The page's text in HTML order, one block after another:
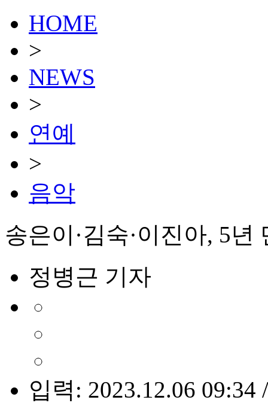
HOME
>
NEWS
>
연예
>
음악
송은이·김숙·이진아, 5
정병근 기자
입력: 2023.12.06 09:34